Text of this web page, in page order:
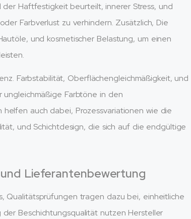
Haftfestigkeit beurteilt, innerer Stress, und
Farbverlust zu verhindern. Zusätzlich, Die
und kosmetischer Belastung, um einen
Farbstabilität, Oberflächengleichmäßigkeit, und
Farbtöne in den
auch dabei, Prozessvariationen wie die
und Schichtdesign, die sich auf die endgültige
Lieferantenbewertung
Qualitätsprüfungen tragen dazu bei, einheitliche
Beschichtungsqualität nutzen Hersteller